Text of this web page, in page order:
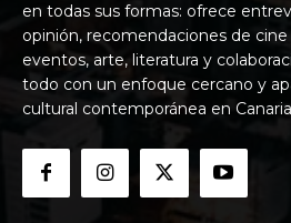
en todas sus formas: ofrece
opinión, recomendaciones de cine
eventos, arte, literatura y
todo con un enfoque cercano y
cultural contemporánea en